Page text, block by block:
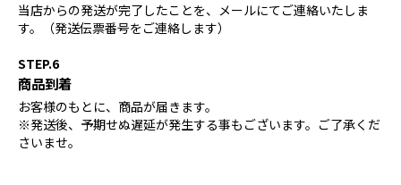
当店からの発送が完了したことを、メールにてご連絡いたしま
す。（発送伝票番号をご連絡します）
STEP.6
商品到着
お客様のもとに、商品が届きます。
※発送後、予期せぬ遅延が発生する事もございます。ご了承くだ
さいませ。